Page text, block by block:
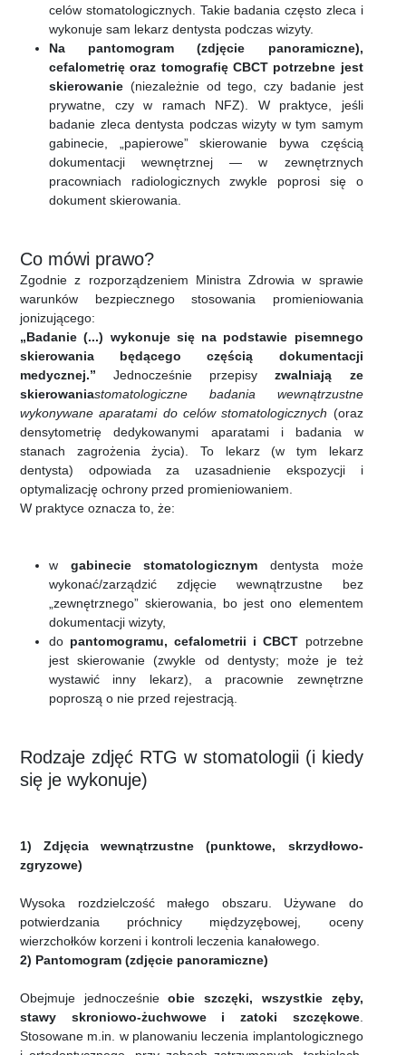
celów stomatologicznych. Takie badania często zleca i
wykonuje sam lekarz dentysta podczas wizyty.
Na pantomogram (zdjęcie panoramiczne),
cefalometrię oraz tomografię CBCT potrzebne jest
skierowanie (niezależnie od tego, czy badanie jest
prywatne, czy w ramach NFZ). W praktyce, jeśli
badanie zleca dentysta podczas wizyty w tym samym
gabinecie, „papierowe” skierowanie bywa częścią
dokumentacji wewnętrznej — w zewnętrznych
pracowniach radiologicznych zwykle poprosi się o
dokument skierowania.
Co mówi prawo?
Zgodnie z rozporządzeniem Ministra Zdrowia w sprawie
warunków bezpiecznego stosowania promieniowania
jonizującego:
„Badanie (...) wykonuje się na podstawie pisemnego
skierowania będącego częścią dokumentacji
medycznej.” Jednocześnie przepisyzwalniają ze
skierowaniastomatologiczne badania wewnątrzustne
wykonywane aparatami do celów stomatologicznych (oraz
densytometrię dedykowanymi aparatami i badania w
stanach zagrożenia życia). To lekarz (w tym lekarz
dentysta) odpowiada za uzasadnienie ekspozycji i
optymalizację ochrony przed promieniowaniem.
W praktyce oznacza to, że:
w gabinecie stomatologicznym dentysta może
wykonać/zarządzić zdjęcie wewnątrzustne bez
„zewnętrznego” skierowania, bo jest ono elementem
dokumentacji wizyty,
do pantomogramu, cefalometrii i CBCT potrzebne
jest skierowanie (zwykle od dentysty; może je też
wystawić inny lekarz), a pracownie zewnętrzne
poproszą o nie przed rejestracją.
Rodzaje zdjęć RTG w stomatologii (i kiedy
się je wykonuje)
1) Zdjęcia wewnątrzustne (punktowe, skrzydłowo-
zgryzowe)
Wysoka rozdzielczość małego obszaru. Używane do
potwierdzania próchnicy międzyzębowej, oceny
wierzchołków korzeni i kontroli leczenia kanałowego.
2) Pantomogram (zdjęcie panoramiczne)
Obejmuje jednocześnieobie szczęki, wszystkie zęby,
stawy skroniowo-żuchwowe i zatoki szczękowe.
Stosowane m.in. w planowaniu leczenia implantologicznego